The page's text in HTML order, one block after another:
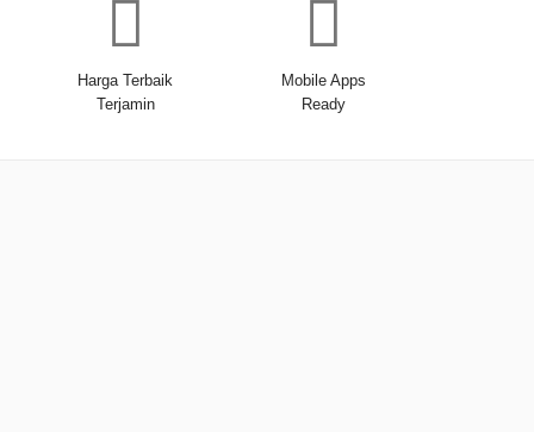
Harga Terbaik
Terjamin
Mobile Apps
Ready